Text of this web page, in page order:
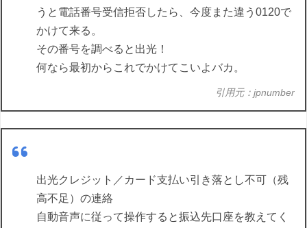
うと電話番号受信拒否したら、今度また違う0120で
かけて来る。
その番号を調べると出光！
何なら最初からこれでかけてこいよバカ。
引用元：jpnumber
出光クレジット／カード支払い引き落とし不可（残
高不足）の連絡
自動音声に従って操作すると振込先口座を教えてく